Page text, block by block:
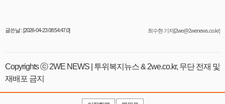
글쓴날 : [2026-04-23 08:54:47.0] 최수현 기자[2we@2wenews.co.kr]
Copyrights ⓒ 2WE NEWS | 투위복지뉴스 & 2we.co.kr, 무단 전재 및
재배포 금지